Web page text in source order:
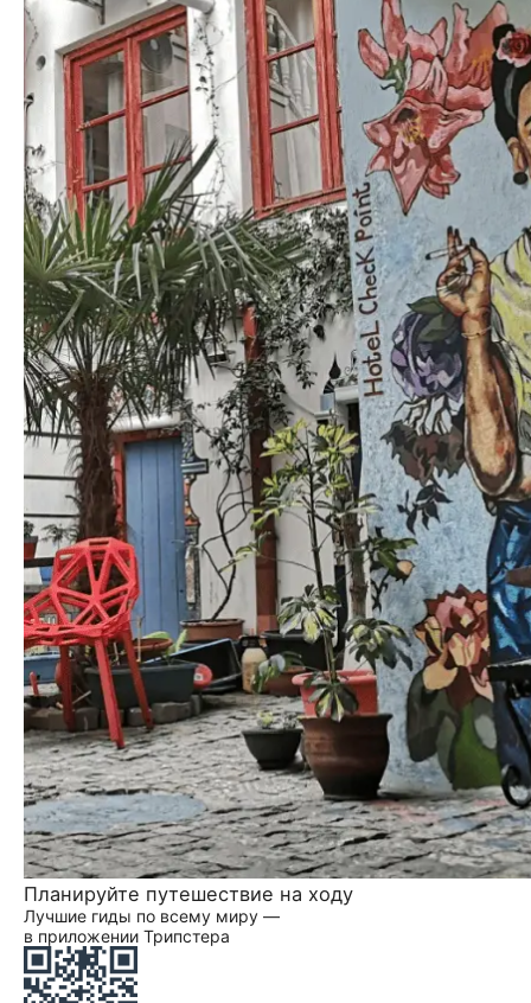
Планируйте путешествие на ходу
Лучшие гиды по всему миру —
в приложении Трипстера